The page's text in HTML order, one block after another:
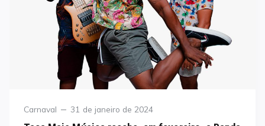
Category
Carnaval
Posted
31 de janeiro de 2024